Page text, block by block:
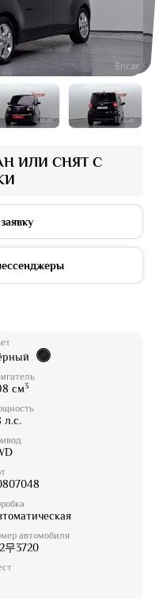
ИЛИ СНЯТ С
см3
л.с.
автомобиля
무3720